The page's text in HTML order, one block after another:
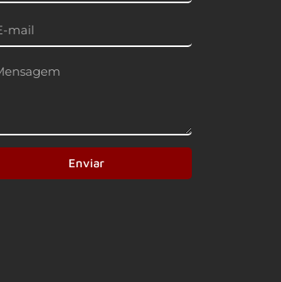
Enviar